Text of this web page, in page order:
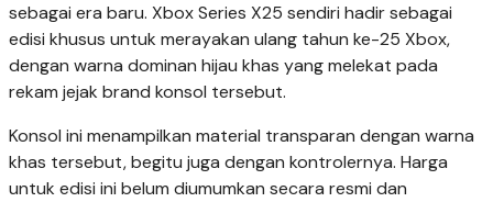
sebagai era baru. Xbox Series X25 sendiri hadir sebagai
edisi khusus untuk merayakan ulang tahun ke-25 Xbox,
dengan warna dominan hijau khas yang melekat pada
rekam jejak brand konsol tersebut.
Konsol ini menampilkan material transparan dengan warna
khas tersebut, begitu juga dengan kontrolernya. Harga
untuk edisi ini belum diumumkan secara resmi dan